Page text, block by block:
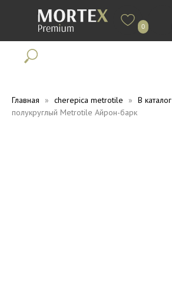
0
Главная cherepica metrotile В каталог
полукруглый Metrotile Айрон-барк